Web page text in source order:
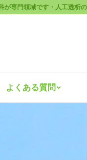
専門領域です・人工透析
よくある質問
診療案内